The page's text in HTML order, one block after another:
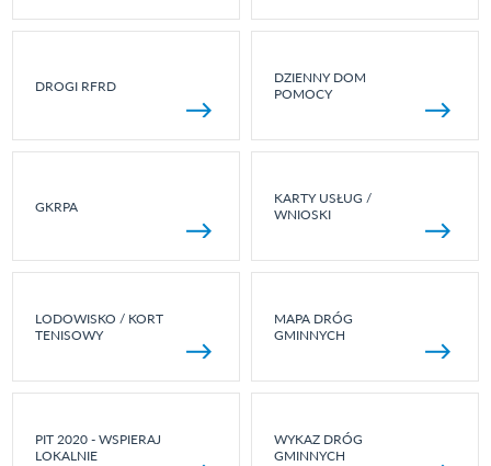
DROGI RFRD
DZIENNY DOM
POMOCY
GKRPA
KARTY USŁUG /
WNIOSKI
LODOWISKO / KORT
TENISOWY
MAPA DRÓG
GMINNYCH
PIT 2020 - WSPIERAJ
LOKALNIE
WYKAZ DRÓG
GMINNYCH